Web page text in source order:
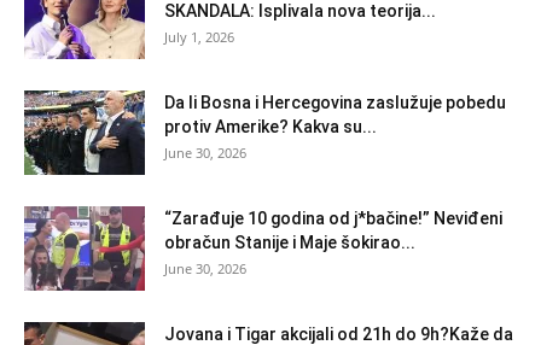
SKANDALA: Isplivala nova teorija...
July 1, 2026
Da li Bosna i Hercegovina zaslužuje pobedu
protiv Amerike? Kakva su...
June 30, 2026
“Zarađuje 10 godina od j*bačine!” Neviđeni
obračun Stanije i Maje šokirao...
June 30, 2026
Jovana i Tigar akcijali od 21h do 9h?Kaže da